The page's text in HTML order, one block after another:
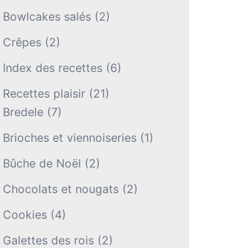
Bowlcakes salés(2)
Crêpes(2)
Index des recettes(6)
Recettes plaisir(21)
Bredele(7)
Brioches et viennoiseries(1)
Bûche de Noël (2)
Chocolats et nougats(2)
Cookies(4)
Galettes des rois(2)